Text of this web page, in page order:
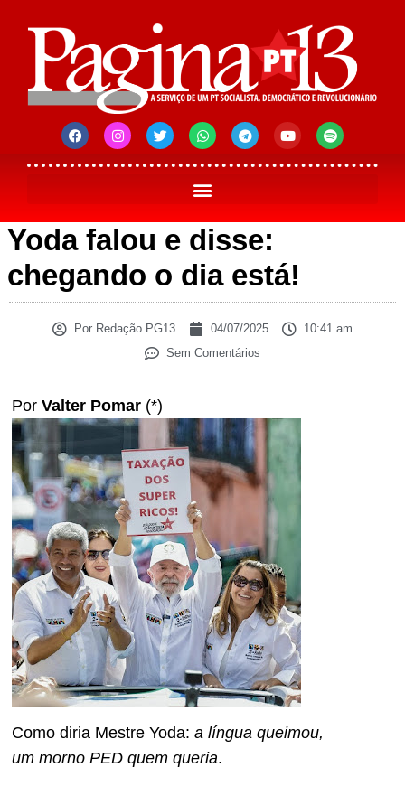
Yoda falou e disse:
chegando o dia está!
Por Redação PG13 04/07/2025
10:41 am
Sem Comentários
Por Valter Pomar (*)
Como diria Mestre Yoda: a língua queimou,
um morno PED quem queria.